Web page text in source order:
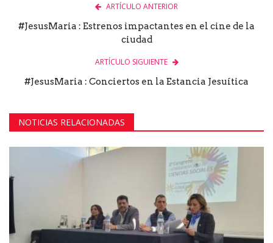
ARTÍCULO ANTERIOR
#JesusMaria : Estrenos impactantes en el cine de la
ciudad
ARTÍCULO SIGUIENTE
#JesusMaria : Conciertos en la Estancia Jesuítica
NOTICIAS RELACIONADAS